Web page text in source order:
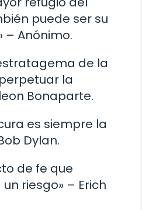
puede ser su
– Anónimo.
de la
la
Bonaparte.
es siempre la
Dylan.
de fe que
riesgo» – Erich